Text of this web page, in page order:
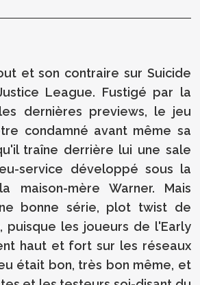
et son contraire sur Suicide
League. Fustigé par la
dernières previews, le jeu
condamné avant même sa
traîne derrière lui une sale
service développé sous la
maison-mère Warner. Mais
bonne série, plot twist de
puisque les joueurs de l'Early
haut et fort sur les réseaux
était bon, très bon même, et